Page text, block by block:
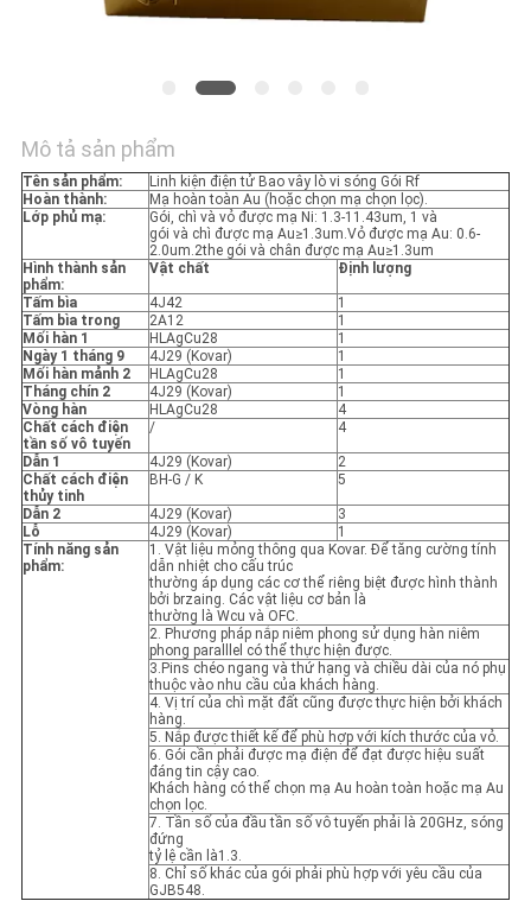
WEB
PRIVACY
POLICY
Mô tả sản phẩm
Tên sản phẩm:
Linh kiện điện tử Bao vây lò vi sóng Gói Rf
Hoàn thành:
Mạ hoàn toàn Au (hoặc chọn mạ chọn lọc).
Lớp phủ mạ:
Gói, chì và vỏ được mạ Ni: 1.3-11.43um, 1 và
gói và chì được mạ Au≥1.3um.Vỏ được mạ Au: 0.6-
2.0um.2the gói và chân được mạ Au≥1.3um
Hình thành sản
phẩm:
Vật chất Định lượng
Tấm bìa 4J42
1
Tấm bìa trong
2A12
1
Mối hàn 1
HLAgCu28
1
Ngày 1 tháng 9
4J29 (Kovar)
1
Mối hàn mảnh 2
HLAgCu28
1
Tháng chín 2
4J29 (Kovar)
1
Vòng hàn
HLAgCu28
4
Chất cách điện
tần số vô tuyến
/ 4
Dẫn 1 4J29 (Kovar)
2
Chất cách điện
thủy tinh
BH-G / K 5
Dẫn 2 4J29 (Kovar)
3
Lỗ
4J29 (Kovar)
1
Tính năng sản
phẩm:
1. Vật liệu mỏng thông qua Kovar. Để tăng cường tính
dẫn nhiệt cho cấu trúc
thường áp dụng các cơ thể riêng biệt được hình thành
bởi brzaing. Các vật liệu cơ bản là
thường là Wcu và OFC.
2. Phương pháp nắp niêm phong sử dụng hàn niêm
phong paralllel có thể thực hiện được.
3.Pins chéo ngang và thứ hạng và chiều dài của nó phụ
thuộc vào nhu cầu của khách hàng.
4. Vị trí của chì mặt đất cũng được thực hiện bởi khách
hàng.
5. Nắp được thiết kế để phù hợp với kích thước của vỏ.
6. Gói cần phải được mạ điện để đạt được hiệu suất
đáng tin cậy cao.
Khách hàng có thể chọn mạ Au hoàn toàn hoặc mạ Au
chọn lọc.
7. Tần số của đầu tần số vô tuyến phải là 20GHz, sóng
đứng
tỷ lệ cần là1.3.
8. Chỉ số khác của gói phải phù hợp với yêu cầu của
GJB548.